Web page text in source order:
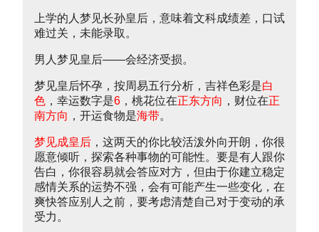
上学的人梦见长孙皇后，意味着文科成绩差，口试
难过关，未能录取。
男人梦见皇后——会经济受损。
梦见皇后怀孕，按周易五行分析，吉祥色彩是白
色 ，幸运数字是6 ，桃花位在正东方向 ，财位在正
南方向 ，开运食物是海带。
梦见成皇后 ，这两天的你比较活泼外向开朗，你很
愿意倾听，探索各种事物的可能性。要是有人跟你
告白，你很容易就会答应对方，但由于你建立稳定
感情关系的运势不强，会有可能产生一些变化，在
爽快答应别人之前，要考虑清楚自己对于变动的承
受力。